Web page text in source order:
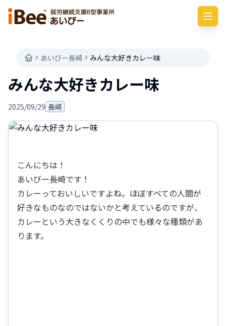
あいびー長崎 みんな大好きカレー味
みんな大好きカレー味
2025/09/29 長崎
こんにちは！
あいびー長崎です！
カレーっておいしいですよね。ほぼすべての人間が
好きなものなのではないかと考えているのですが、
カレーという大きなくくりの中でも様々な種類があ
ります。